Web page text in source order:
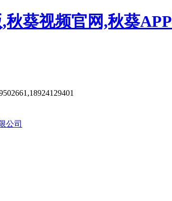
葵视频官网,秋葵